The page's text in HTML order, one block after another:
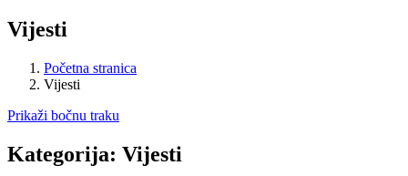
Vijesti
Početna stranica
Vijesti
Prikaži bočnu traku
Kategorija: Vijesti